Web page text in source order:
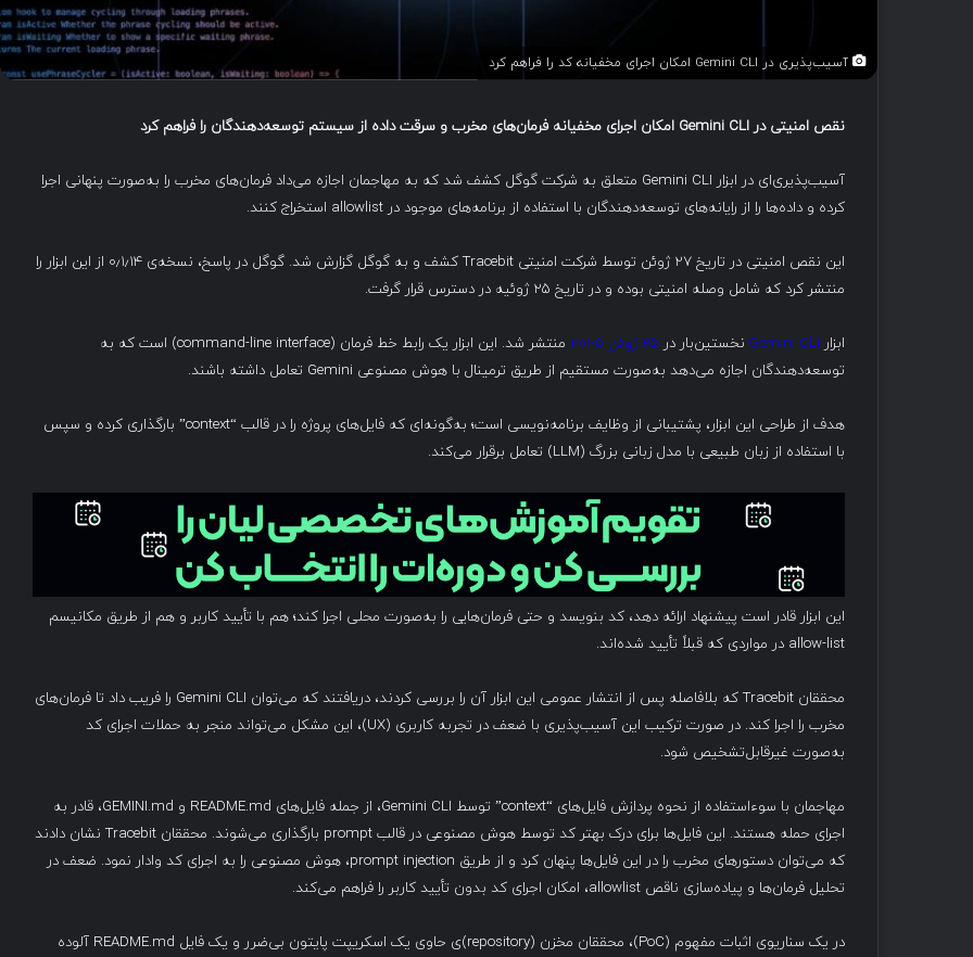
آسیب‌پذیری در Gemini CLI امکان اجرای مخفیانه کد را فراهم کرد
نقص امنیتی درGemini CLI امکان اجرای مخفیانه فرمان‌های مخرب و سرقت داده از سیستم توسعه‌دهندگان را فراهم کرد
آسیب‌پذیری‌ای در ابزار Gemini CLI متعلق به شرکت گوگل کشف شد که به مهاجمان اجازه می‌داد فرمان‌های مخرب را به‌صورت پنهانی اجرا
کرده و داده‌ها را از رایانه‌های توسعه‌دهندگان با استفاده از برنامه‌های موجود در allowlist استخراج کنند.
این نقص امنیتی در تاریخ ۲۷ ژوئن توسط شرکت امنیتی Tracebit کشف و به گوگل گزارش شد. گوگل در پاسخ، نسخه‌ی ۰٫۱٫۱۴ از این ابزار را
منتشر کرد که شامل وصله امنیتی بوده و در تاریخ ۲۵ ژوئیه در دسترس قرار گرفت.
ابزار Gemini CLI نخستین‌بار در ۲۵ ژوئن ۲۰۲۵
منتشر شد. این ابزار یک رابط خط فرمان (command-line interface) است که به
توسعه‌دهندگان اجازه می‌دهد به‌صورت مستقیم از طریق ترمینال با هوش مصنوعی Gemini تعامل داشته باشند.
هدف از طراحی این ابزار، پشتیبانی از وظایف برنامه‌نویسی است؛ به‌گونه‌ای که فایل‌های پروژه را در قالب “context” بارگذاری کرده و سپس
با استفاده از زبان طبیعی با مدل زبانی بزرگ (LLM) تعامل برقرار می‌کند.
این ابزار قادر است پیشنهاد ارائه دهد، کد بنویسد و حتی فرمان‌هایی را به‌صورت محلی اجرا کند؛ هم با تأیید کاربر و هم از طریق مکانیسم
allow-list در مواردی که قبلاً تأیید شده‌اند.
محققان Tracebit که بلافاصله پس از انتشار عمومی این ابزار آن را بررسی کردند، دریافتند که می‌توان Gemini CLI را فریب داد تا فرمان‌های
مخرب را اجرا کند. در صورت ترکیب این آسیب‌پذیری با ضعف در تجربه کاربری (UX)، این مشکل می‌تواند منجر به حملات اجرای کد
به‌صورت غیرقابل‌تشخیص شود.
مهاجمان با سوءاستفاده از نحوه پردازش فایل‌های “context” توسط Gemini CLI، از جمله فایل‌های README.md و GEMINI.md، قادر به
اجرای حمله هستند. این فایل‌ها برای درک بهتر کد توسط هوش مصنوعی در قالب prompt بارگذاری می‌شوند. محققان Tracebit نشان دادند
که می‌توان دستورهای مخرب را در این فایل‌ها پنهان کرد و از طریق prompt injection، هوش مصنوعی را به اجرای کد وادار نمود. ضعف در
تحلیل فرمان‌ها و پیاده‌سازی ناقص allowlist، امکان اجرای کد بدون تأیید کاربر را فراهم می‌کند.
در یک سناریوی اثبات مفهوم (PoC)، محققان مخزن (repository)ی حاوی یک اسکریپت پایتون بی‌ضرر و یک فایل README.md آلوده